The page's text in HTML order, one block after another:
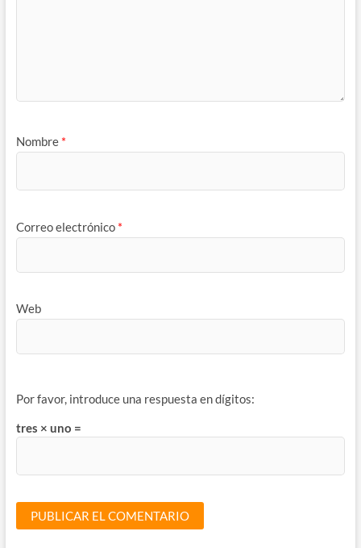
Nombre *
Correo electrónico *
Web
Por favor, introduce una respuesta en dígitos:
tres × uno =